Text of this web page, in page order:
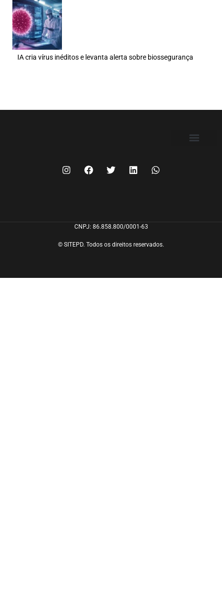
IA cria vírus inéditos e levanta alerta sobre biossegurança
CNPJ: 86.858.800/0001-63
© SITEPD. Todos os direitos reservados.